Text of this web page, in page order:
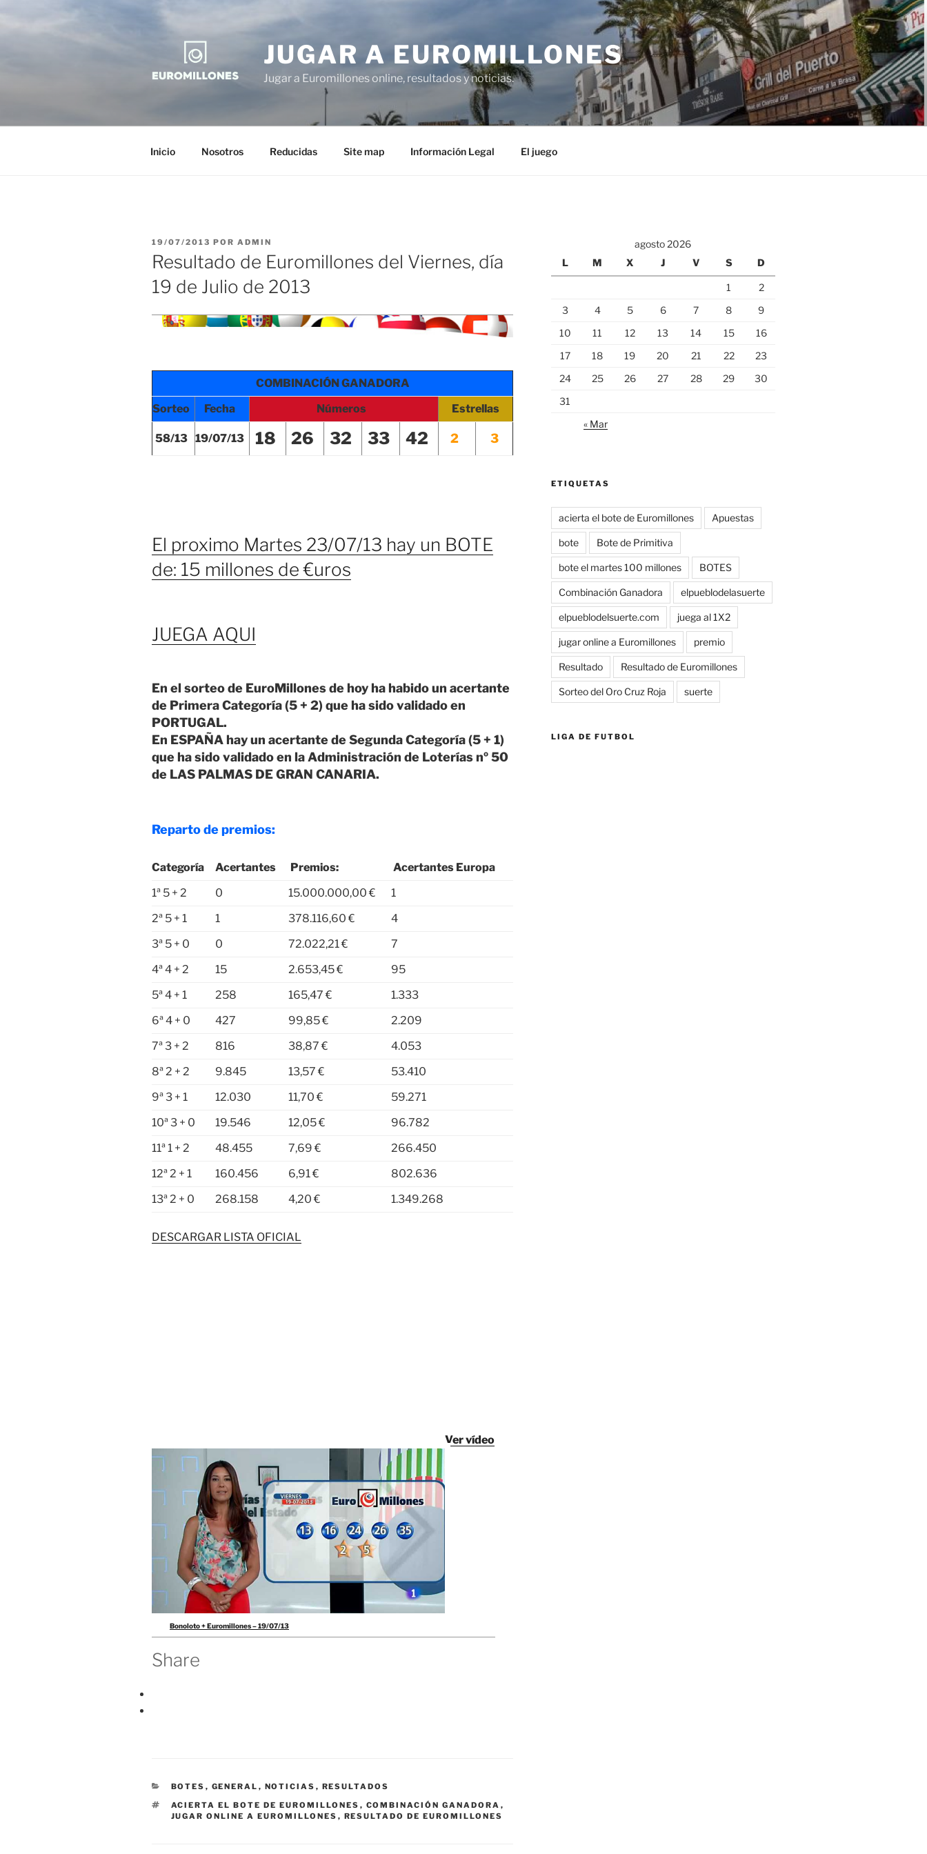
JUGAR A EUROMILLONES
Jugar a Euromillones online, resultados y noticias.
Inicio Nosotros Reducidas Site map Información Legal El juego
PUBLICADO
EL
19/07/2013 POR ADMIN
Resultado de Euromillones del Viernes, día
19 de Julio de 2013
COMBINACIÓN GANADORA
Sorteo
Fecha Números Estrellas
58/13 19/07/13 18 26 32 33 42 2 3
El proximo Martes 23/07/13 hay un BOTE
de: 15 millones de €uros
JUEGA AQUI
En el sorteo de EuroMillones de hoy ha habido un acertante
de Primera Categoría (5 + 2) que ha sido validado en
PORTUGAL.
En ESPAÑA hay un acertante de Segunda Categoría (5 + 1)
que ha sido validado en la Administración de Loterías nº 50
de LAS PALMAS DE GRAN CANARIA.
Reparto de premios:
Categoría Acertantes Premios:
Acertantes Europa
1ª 5 + 2
0 15.000.000,00 €
1
2ª 5 + 1
1 378.116,60 €
4
3ª 5 + 0
0 72.022,21 €
7
4ª 4 + 2
15 2.653,45 €
95
5ª 4 + 1
258 165,47 €
1.333
6ª 4 + 0
427 99,85 €
2.209
7ª 3 + 2
816 38,87 €
4.053
8ª 2 + 2
9.845 13,57 €
53.410
9ª 3 + 1
12.030 11,70 €
59.271
10ª 3 + 0
19.546 12,05 €
96.782
11ª 1 + 2
48.455 7,69 €
266.450
12ª 2 + 1
160.456 6,91 €
802.636
13ª 2 + 0
268.158 4,20 € 1.349.268
DESCARGAR LISTA OFICIAL
Ver vídeo
Bonoloto + Euromillones – 19/07/13
Share
CATEGORÍAS
BOTES , GENERAL , NOTICIAS , RESULTADOS
ETIQUETAS
ACIERTA EL BOTE DE EUROMILLONES , COMBINACIÓN GANADORA ,
JUGAR ONLINE A EUROMILLONES , RESULTADO DE EUROMILLONES
agosto 2026
L
M X J V S D
1
2
3
4 5 6 7 8
9
10
11 12 13 14 15
16
17
18 19 20 21 22
23
24
25 26 27 28 29
30
31
« Mar
ETIQUETAS
acierta el bote de Euromillones Apuestas
bote Bote de Primitiva
bote el martes 100 millones BOTES
Combinación Ganadora elpueblodelasuerte
elpueblodelsuerte.com juega al 1X2
jugar online a Euromillones premio
Resultado Resultado de Euromillones
Sorteo del Oro Cruz Roja suerte
LIGA DE FUTBOL